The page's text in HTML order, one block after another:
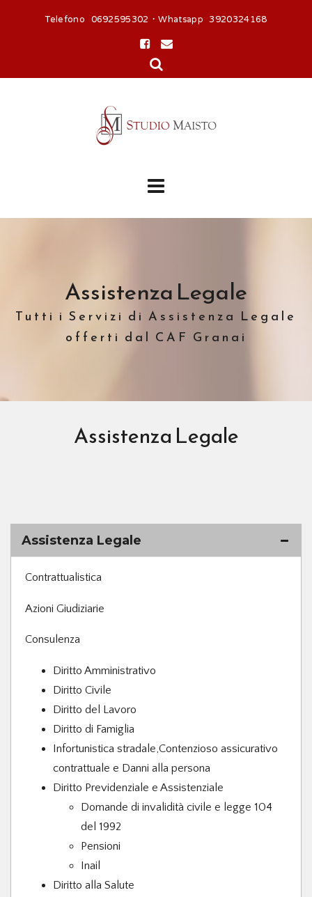
Telefono 0692595302 · Whatsapp 3920324168
Assistenza Legale
Tutti i Servizi di Assistenza Legale
offerti dal CAF Granai
Assistenza Legale
Assistenza Legale
Contrattualistica
Azioni Giudiziarie
Consulenza
Diritto Amministrativo
Diritto Civile
Diritto del Lavoro
Diritto di Famiglia
Infortunistica stradale,Contenzioso assicurativo
contrattuale e Danni alla persona
Diritto Previdenziale e Assistenziale
Domande di invalidità civile e legge 104
del 1992
Pensioni
Inail
Diritto alla Salute